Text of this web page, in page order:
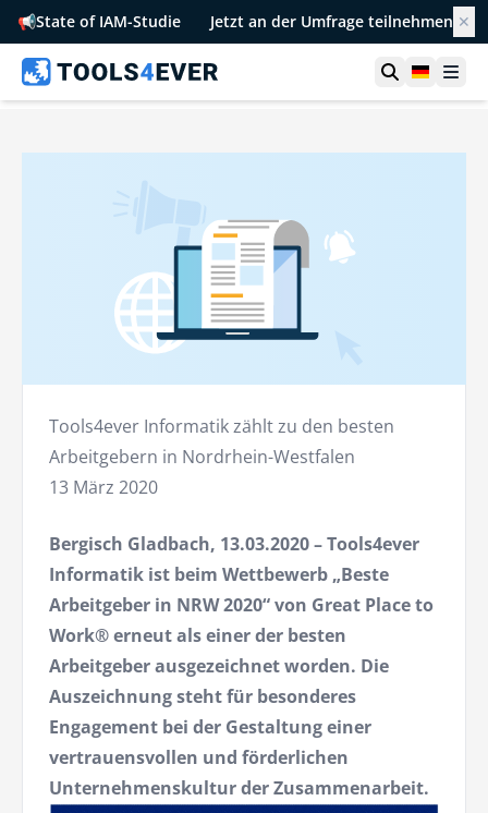
📢State of IAM-Studie Jetzt an der Umfrage teilnehmen ✕
Suche
Tools4ever Informatik zählt zu den besten
Arbeitgebern in Nordrhein-Westfalen
13 März 2020
Bergisch Gladbach, 13.03.2020 – Tools4ever
Informatik ist beim Wettbewerb „Beste
Arbeitgeber in NRW 2020“ von Great Place to
Work® erneut als einer der besten
Arbeitgeber ausgezeichnet worden. Die
Auszeichnung steht für besonderes
Engagement bei der Gestaltung einer
vertrauensvollen und förderlichen
Unternehmenskultur der Zusammenarbeit.